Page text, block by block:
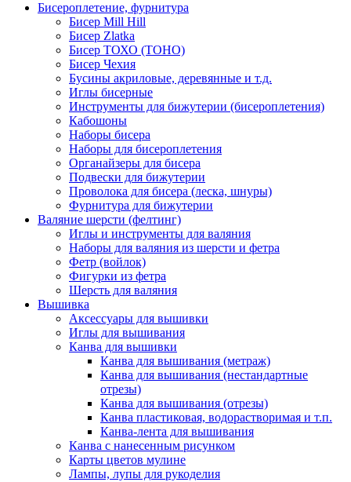
Бисероплетение, фурнитура
Бисер Mill Hill
Бисер Zlatka
Бисер ТОХО (TOHO)
Бисер Чехия
Бусины акриловые, деревянные и т.д.
Иглы бисерные
Инструменты для бижутерии (бисероплетения)
Кабошоны
Наборы бисера
Наборы для бисероплетения
Органайзеры для бисера
Подвески для бижутерии
Проволока для бисера (леска, шнуры)
Фурнитура для бижутерии
Валяние шерсти (фелтинг)
Иглы и инструменты для валяния
Наборы для валяния из шерсти и фетра
Фетр (войлок)
Фигурки из фетра
Шерсть для валяния
Вышивка
Аксессуары для вышивки
Иглы для вышивания
Канва для вышивки
Канва для вышивания (метраж)
Канва для вышивания (нестандартные
отрезы)
Канва для вышивания (отрезы)
Канва пластиковая, водорастворимая и т.п.
Канва-лента для вышивания
Канва с нанесенным рисунком
Карты цветов мулине
Лампы, лупы для рукоделия